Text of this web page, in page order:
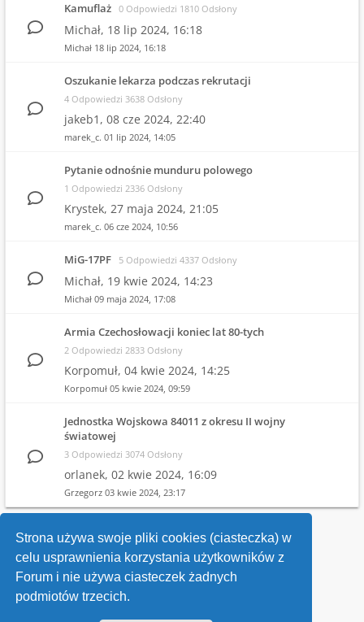
Strona używa swoje pliki cookies (ciasteczka) w
celu usprawnienia korzystania użytkowników z
Forum i nie używa ciasteczek żadnych
podmiotów trzecich.
Kamuflaż 0 Odpowiedzi 1810 Odsłony
Michał, 18 lip 2024, 16:18
Michał 18 lip 2024, 16:18
Oszukanie lekarza podczas rekrutacji
4 Odpowiedzi 3638 Odsłony
jakeb1, 08 cze 2024, 22:40
marek_c. 01 lip 2024, 14:05
Pytanie odnośnie munduru polowego
1 Odpowiedzi 2336 Odsłony
Krystek, 27 maja 2024, 21:05
marek_c. 06 cze 2024, 10:56
MiG-17PF 5 Odpowiedzi 4337 Odsłony
Michał, 19 kwie 2024, 14:23
Michał 09 maja 2024, 17:08
Armia Czechosłowacji koniec lat 80-tych
2 Odpowiedzi 2833 Odsłony
Korpomuł, 04 kwie 2024, 14:25
Korpomuł 05 kwie 2024, 09:59
Jednostka Wojskowa 84011 z okresu II wojny
światowej
3 Odpowiedzi 3074 Odsłony
orlanek, 02 kwie 2024, 16:09
Grzegorz 03 kwie 2024, 23:17
1 2 3 4
Wróć do wykazu forów